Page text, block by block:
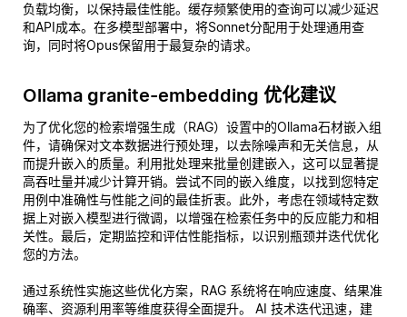
负载均衡，以保持最佳性能。缓存频繁使用的查询可以减少延迟
和API成本。在多模型部署中，将Sonnet分配用于处理通用查
询，同时将Opus保留用于最复杂的请求。
Ollama granite-embedding 优化建议
为了优化您的检索增强生成（RAG）设置中的Ollama石材嵌入组
件，请确保对文本数据进行预处理，以去除噪声和无关信息，从
而提升嵌入的质量。利用批处理来批量创建嵌入，这可以显著提
高吞吐量并减少计算开销。尝试不同的嵌入维度，以找到您特定
用例中准确性与性能之间的最佳折衷。此外，考虑在领域特定数
据上对嵌入模型进行微调，以增强在检索任务中的反应能力和相
关性。最后，定期监控和评估性能指标，以识别瓶颈并迭代优化
您的方法。
通过系统性实施这些优化方案，RAG 系统将在响应速度、结果准
确率、资源利用率等维度获得全面提升。 AI 技术迭代迅速，建